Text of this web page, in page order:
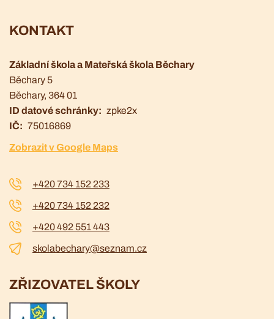
KONTAKT
Základní škola a Mateřská škola Běchary
Běchary 5
Běchary, 364 01
ID datové schránky
zpke2x
IČ
75016869
Zobrazit v Google Maps
+420 734 152 233
+420 734 152 232
+420 492 551 443
skolabechary@seznam.cz
ZŘIZOVATEL ŠKOLY